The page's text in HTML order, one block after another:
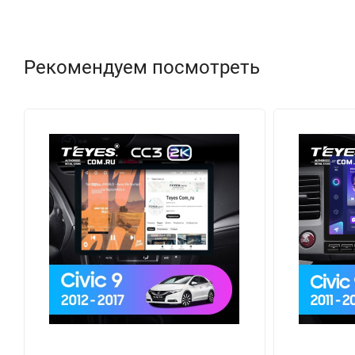
Рекомендуем посмотреть